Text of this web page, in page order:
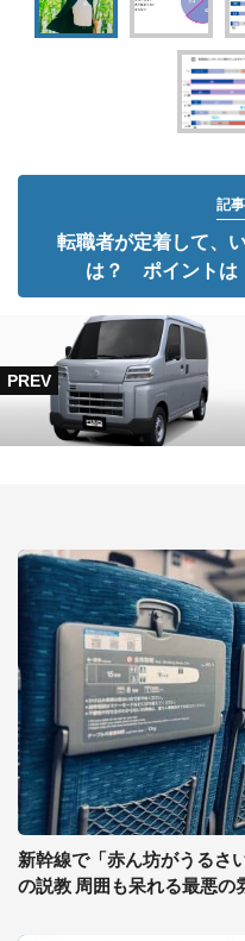
記
転職者が定着して、
は？ ポイントは
新幹線で「赤ん坊がうるさ
の説教 周囲も呆れる最悪の